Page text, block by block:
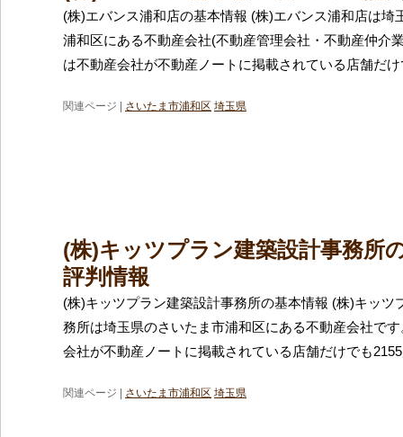
(株)エバンス浦和店の基本情報 (株)エバンス浦和店は埼
浦和区にある不動産会社(不動産管理会社・不動産仲介
は不動産会社が不動産ノートに掲載されている店舗だ
関連ページ | さいたま市浦和区 埼玉県
(株)キッツプラン建築設計事務所
評判情報
(株)キッツプラン建築設計事務所の基本情報 (株)キッツ
務所は埼玉県のさいたま市浦和区にある不動産会社で
会社が不動産ノートに掲載されている店舗だけでも
関連ページ | さいたま市浦和区 埼玉県